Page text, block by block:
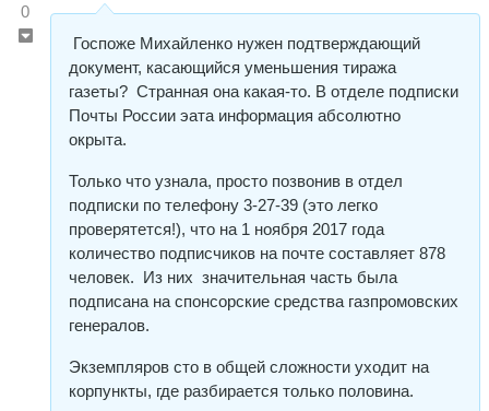
0
Госпоже Михайленко нужен подтверждающий
документ, касающийся уменьшения тиража
газеты? Странная она какая-то. В отделе подписки
Почты России эата информация абсолютно
окрыта.
Только что узнала, просто позвонив в отдел
подписки по телефону 3-27-39 (это легко
проверятется!), что на 1 ноября 2017 года
количество подписчиков на почте составляет 878
человек. Из них значительная часть была
подписана на спонсорские средства газпромовских
генералов.
Экземпляров сто в общей сложности уходит на
корпункты, где разбирается только половина.